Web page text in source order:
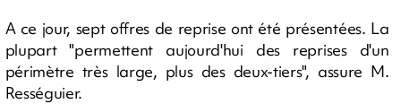
A ce jour, sept offres de reprise ont été présentées. La
plupart "permettent aujourd'hui des reprises d'un
périmètre très large, plus des deux-tiers", assure M.
Rességuier.